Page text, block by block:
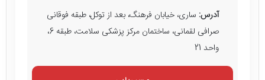
آدرس: ساری، خیابان فرهنگ، بعد از توکل، طبقه فوقانی
صرافی لقمانی، ساختمان مرکز پزشکی سلامت، طبقه 6،
واحد 21